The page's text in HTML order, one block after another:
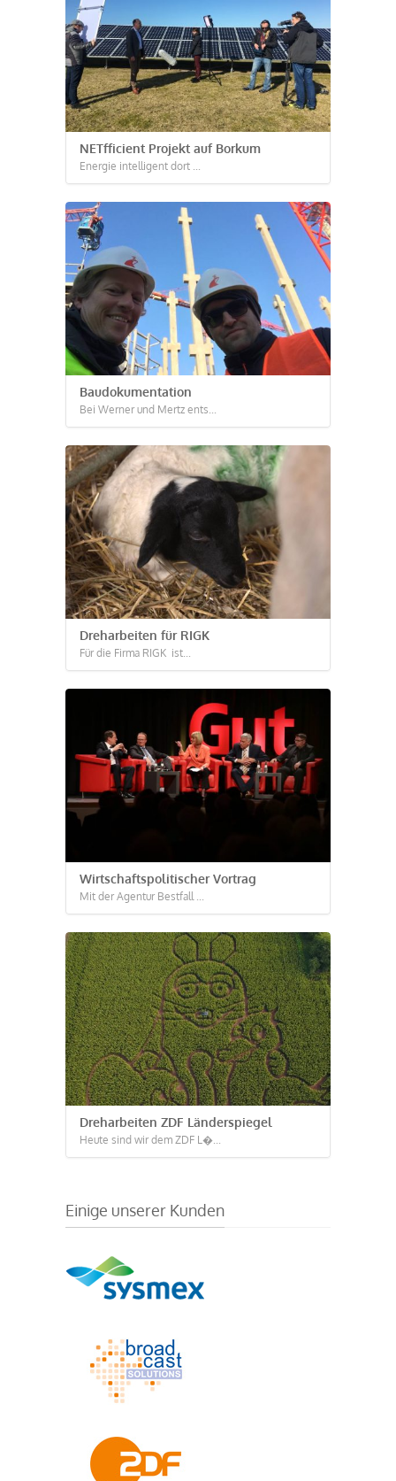
NETfficient Projekt auf Borkum
Energie intelligent dort ...
Baudokumentation
Bei Werner und Mertz ents...
Dreharbeiten für RIGK
Für die Firma RIGK ist...
Wirtschaftspolitischer Vortrag
Mit der Agentur Bestfall ...
Dreharbeiten ZDF Länderspiegel
Heute sind wir dem ZDF L�...
Einige unserer Kunden